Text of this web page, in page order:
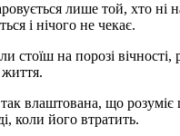
лише той, хто ні
і нічого не чекає.
стоїш на порозі вічності,
життя.
влаштована, що розуміє
коли його втратить.